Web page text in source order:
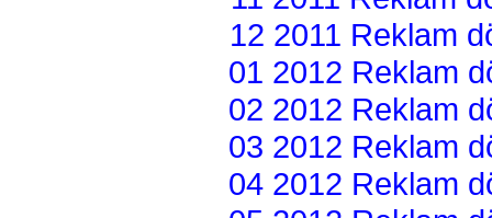
12 2011 Reklam
01 2012 Reklam
02 2012 Reklam
03 2012 Reklam
04 2012 Reklam